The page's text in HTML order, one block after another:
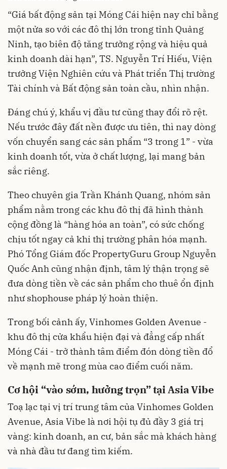
“Giá bất động sản tại Móng Cái hiện nay chỉ bằng
một nửa so với các đô thị lớn trong tỉnh Quảng
Ninh, tạo biên độ tăng trưởng rộng và hiệu quả
kinh doanh dài hạn”, TS. Nguyễn Trí Hiếu, Viện
trưởng Viện Nghiên cứu và Phát triển Thị trường
Tài chính và Bất động sản toàn cầu, nhìn nhận.
Đáng chú ý, khẩu vị đầu tư cũng thay đổi rõ rệt.
Nếu trước đây đất nền được ưu tiên, thì nay dòng
vốn chuyển sang các sản phẩm “3 trong 1” - vừa
kinh doanh tốt, vừa ở chất lượng, lại mang bản
sắc riêng.
Theo chuyên gia Trần Khánh Quang, nhóm sản
phẩm nằm trong các khu đô thị đã hình thành
cộng đồng là “hàng hóa an toàn”, có sức chống
chịu tốt ngay cả khi thị trường phân hóa mạnh.
Phó Tổng Giám đốc PropertyGuru Group Nguyễn
Quốc Anh cũng nhận định, tâm lý thận trọng sẽ
đưa dòng tiền về các sản phẩm cho thuê ổn định
như shophouse pháp lý hoàn thiện.
Trong bối cảnh ấy, Vinhomes Golden Avenue -
khu đô thị cửa khẩu hiện đại và đẳng cấp nhất
Móng Cái - trở thành tâm điểm đón dòng tiền đổ
về mạnh mẽ trong mùa cao điểm cuối năm.
Cơ hội “vào sớm, hưởng trọn” tại Asia Vibe
Toạ lạc tại vị trí trung tâm của Vinhomes Golden
Avenue, Asia Vibe là nơi hội tụ đủ đầy 3 giá trị
vàng: kinh doanh, an cư, bản sắc mà khách hàng
và nhà đầu tư đang tìm kiếm.